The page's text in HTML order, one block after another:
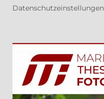
Datenschutzeinstellungen